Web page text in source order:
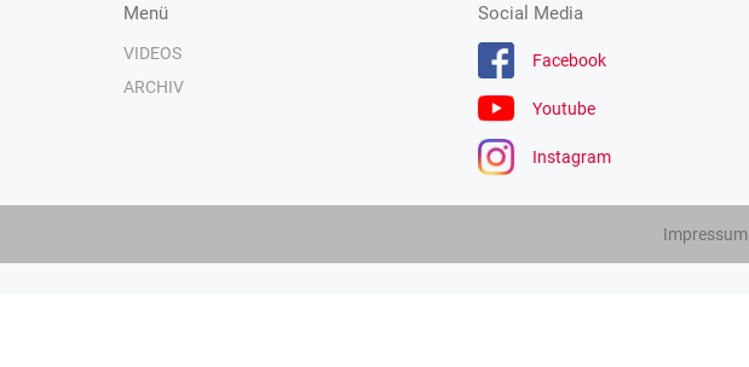
Menü
VIDEOS
ARCHIV
Social Media
Facebook
Youtube
Instagram
Impressum